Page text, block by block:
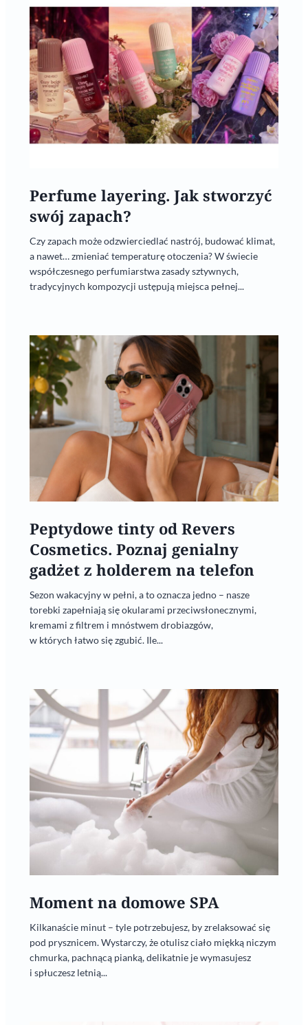
Perfume layering. Jak stworzyć
swój zapach?
Czy zapach może odzwierciedlać nastrój, budować klimat,
a nawet… zmieniać temperaturę otoczenia? W świecie
współczesnego perfumiarstwa zasady sztywnych,
tradycyjnych kompozycji ustępują miejsca pełnej...
Peptydowe tinty od Revers
Cosmetics. Poznaj genialny
gadżet z holderem na telefon
Sezon wakacyjny w pełni, a to oznacza jedno – nasze
torebki zapełniają się okularami przeciwsłonecznymi,
kremami z filtrem i mnóstwem drobiazgów,
w których łatwo się zgubić. Ile...
Moment na domowe SPA
Kilkanaście minut – tyle potrzebujesz, by zrelaksować się
pod prysznicem. Wystarczy, że otulisz ciało miękką niczym
chmurka, pachnącą pianką, delikatnie je wymasujesz
i spłuczesz letnią...